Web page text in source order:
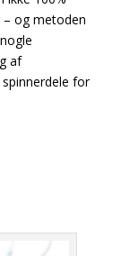
og metoden
af
for